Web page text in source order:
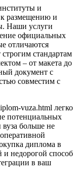
и
размещению и
Наши услуги
официальных
отличаются
стандартам
– от макета до
документ с
совместим с
vuza.html легко
потенциальных
больше не
диплома в
недорогой способ
в ваш